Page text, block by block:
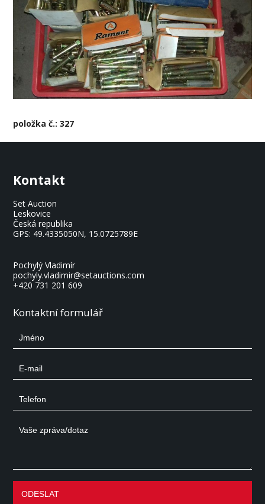
položka č.: 327
Kontakt
Set Auction
Leskovice
Česká republika
GPS: 49.4335050N, 15.0725789E
Pochylý Vladimír
pochyly.vladimir@setauctions.com
+420 731 201 609
Kontaktní formulář